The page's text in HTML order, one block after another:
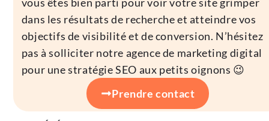
dans les résultats de recherche et atteindre vos
objectifs de visibilité et de conversion. N’hésitez
pas à solliciter notre agence de marketing digital
pour une stratégie SEO aux petits oignons 😉
Prendre contact